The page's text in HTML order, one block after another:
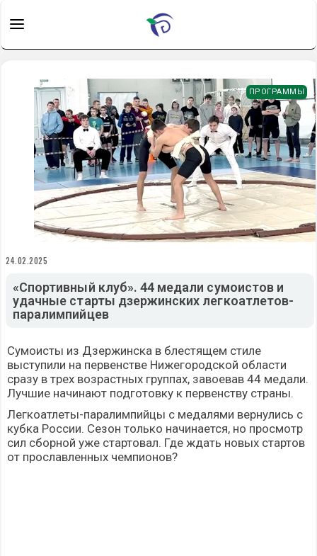
ПРОГРАММЫ
24.02.2025
«Спортивный клуб». 44 медали сумоистов и
удачные старты дзержинских легкоатлетов-
паралимпийцев
Сумоисты из Дзержинска в блестящем стиле
выступили на первенстве Нижегородской области
сразу в трех возрастных группах, завоевав 44 медали.
Лучшие начинают подготовку к первенству страны.
Легкоатлеты-паралимпийцы с медалями вернулись с
кубка России. Сезон только начинается, но просмотр
сил сборной уже стартовал. Где ждать новых стартов
от прославленных чемпионов?